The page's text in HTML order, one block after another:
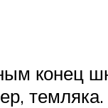
конец
темляка.